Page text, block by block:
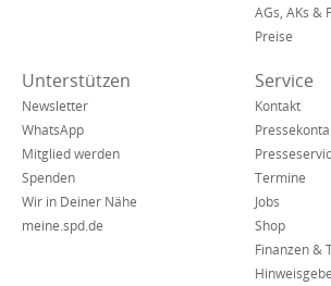
AGs, AKs &
Preise
Unterstützen
Newsletter
WhatsApp
Mitglied werden
Spenden
Wir in Deiner Nähe
meine.spd.de
Service
Kontakt
Termine
Jobs
Shop
Finanzen &